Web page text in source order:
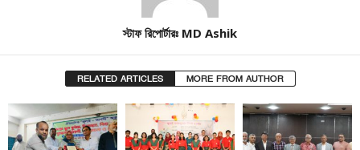
স্টাফ রিপোর্টারঃ MD Ashik
RELATED ARTICLES MORE FROM AUTHOR